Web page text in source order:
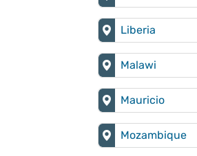
Liberia
Malawi
Mauricio
Mozambique